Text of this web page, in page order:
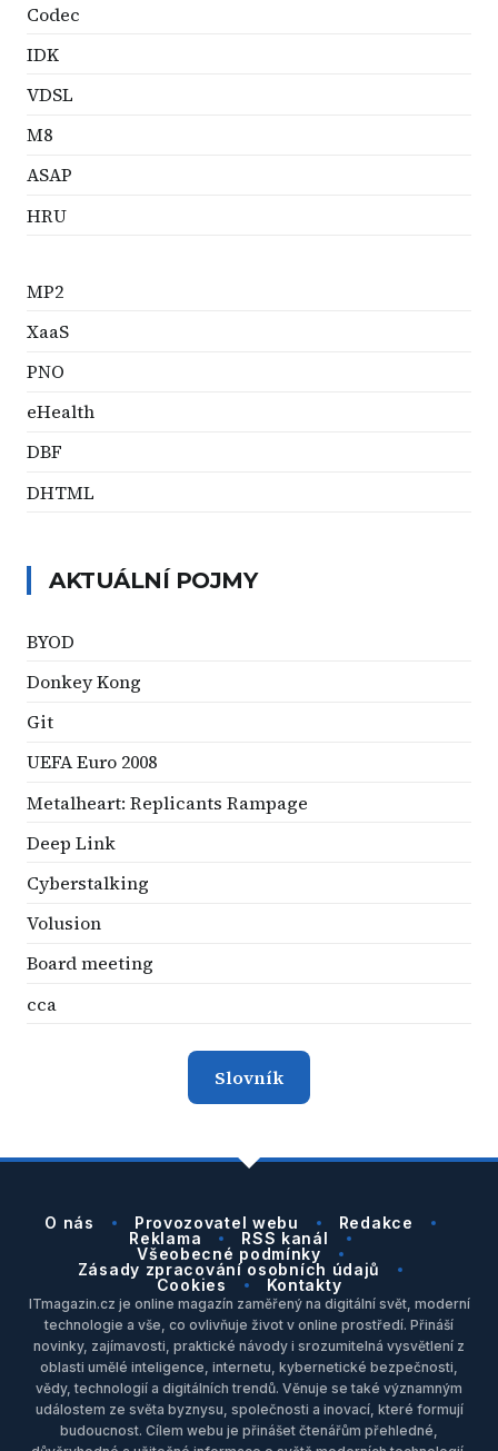
Codec
IDK
VDSL
M8
ASAP
HRU
MP2
XaaS
PNO
eHealth
DBF
DHTML
AKTUÁLNÍ POJMY
BYOD
Donkey Kong
Git
UEFA Euro 2008
Metalheart: Replicants Rampage
Deep Link
Cyberstalking
Volusion
Board meeting
cca
Slovník
O nás Provozovatel webu
Redakce
Reklama
RSS kanál
Všeobecné podmínky
Zásady zpracování osobních údajů
Cookies
Kontakty
ITmagazin.cz je online magazín zaměřený na digitální svět, moderní
technologie a vše, co ovlivňuje život v online prostředí. Přináší
novinky, zajímavosti, praktické návody i srozumitelná vysvětlení z
oblasti umělé inteligence, internetu, kybernetické bezpečnosti,
vědy, technologií a digitálních trendů. Věnuje se také významným
událostem ze světa byznysu, společnosti a inovací, které formují
budoucnost. Cílem webu je přinášet čtenářům přehledné,